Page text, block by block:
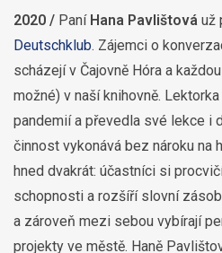
2020 / Paní Hana Pavlištová už
Deutschklub. Zájemci o
scházejí v Čajovně Hóra a
možné) v naší knihovně.
pandemií a převedla své lekce i
činnost vykonává bez nároku na
hned dvakrát: účastníci si
schopnosti a rozšíří slovní
a zároveň mezi sebou vybírají
projekty ve městě. Haně